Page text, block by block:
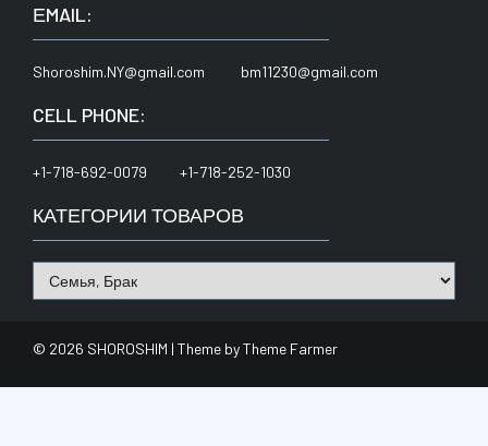
ЕMAIL:
Shoroshim.NY@gmail.com bm11230@gmail.com
CELL PHONE:
+1-718-692-0079 +1-718-252-1030
КАТЕГОРИИ ТОВАРОВ
© 2026 SHOROSHIM | Theme byTheme Farmer